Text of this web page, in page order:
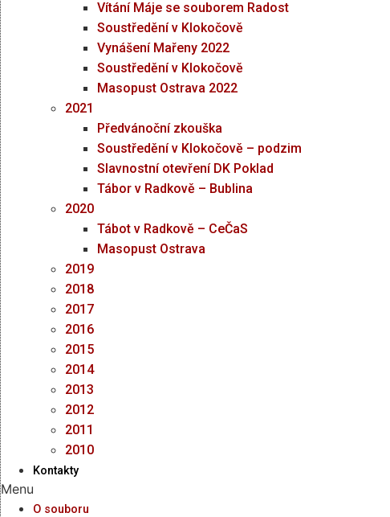
Vítání Máje se souborem Radost
Soustředění v Klokočově
Vynášení Mařeny 2022
Soustředění v Klokočově
Masopust Ostrava 2022
2021
Předvánoční zkouška
Soustředění v Klokočově – podzim
Slavnostní otevření DK Poklad
Tábor v Radkově – Bublina
2020
Tábot v Radkově – CeČaS
Masopust Ostrava
2019
2018
2017
2016
2015
2014
2013
2012
2011
2010
Kontakty
Menu
O souboru